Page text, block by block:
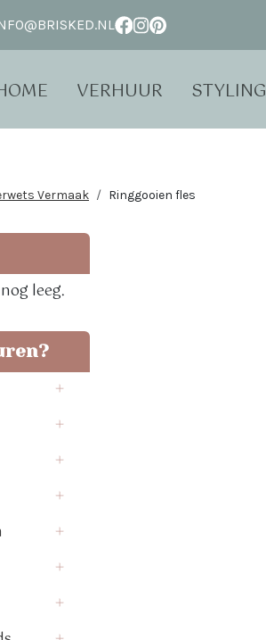
STYLING
VERHUUR
Vermaak Ringgooien fles
leeg.